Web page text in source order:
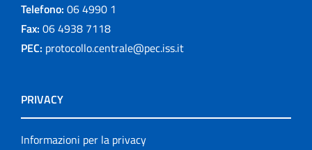
Telefono: 06 4990 1
Fax: 06 4938 7118
PEC: protocollo.centrale@pec.iss.it
PRIVACY
Informazioni per la privacy